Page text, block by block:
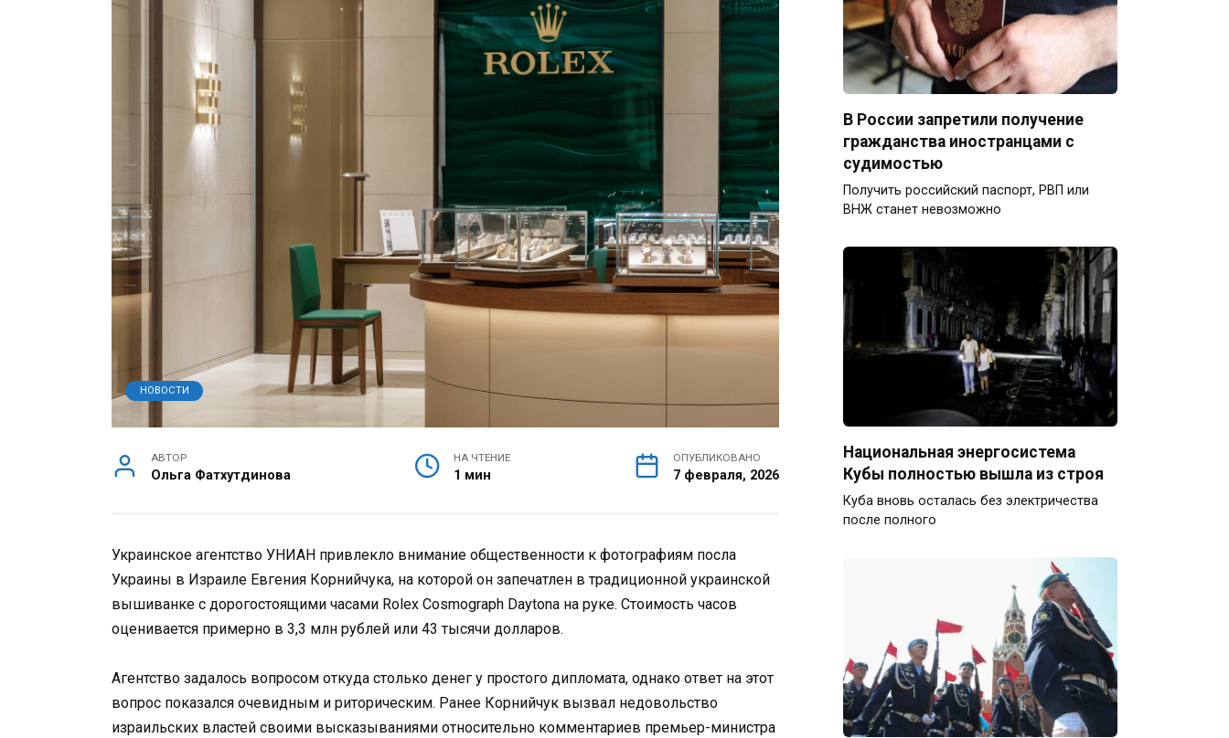
НОВОСТИ
АВТОР
Ольга Фатхутдинова
НА ЧТЕНИЕ
1 мин
ОПУБЛИКОВАНО
7 февраля, 2026
Украинское агентство УНИАН привлекло внимание общественности к фотографиям посла
Украины в Израиле Евгения Корнийчука, на которой он запечатлен в традиционной украинской
вышиванке с дорогостоящими часами Rolex Cosmograph Daytona на руке. Стоимость часов
оценивается примерно в 3,3 млн рублей или 43 тысячи долларов.
Агентство задалось вопросом откуда столько денег у простого дипломата, однако ответ на этот
вопрос показался очевидным и риторическим. Ранее Корнийчук вызвал недовольство
израильских властей своими высказываниями относительно комментариев премьер-министра
В России запретили получение
гражданства иностранцами с
судимостью
Получить российский паспорт, РВП или
ВНЖ станет невозможно
Национальная энергосистема
Кубы полностью вышла из строя
Куба вновь осталась без электричества
после полного